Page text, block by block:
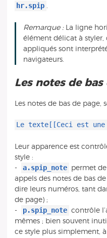
hr.spip .
Remarque :La ligne
élément délicat à styler,
appliqués sont
navigateurs.
Les notes de bas
Les notes de bas de
Le texte[[Ceci est
Leur apparence est
style :
-
a.spip_note permet
appels des notes de bas
dire leurs numéros, tant
de page) ;
-
p.spip_note contrôle
mêmes ; bien souvent
ce style plus simplement,